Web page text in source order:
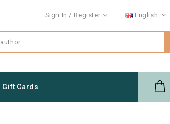
Sign In Register English
Gift Cards